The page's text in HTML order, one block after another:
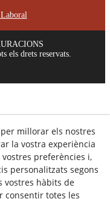
els drets reservats.
millorar els nostres
la vostra experiència
preferències i,
personalitzats segons
vostres hàbits de
consentir totes les